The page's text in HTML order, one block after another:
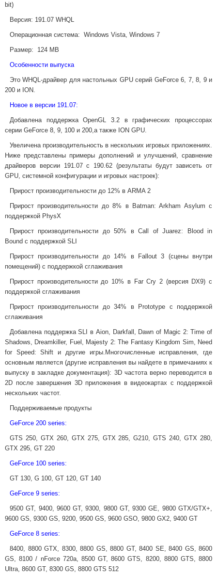
bit)
Версия: 191.07 WHQL
Операционная система: Windows Vista, Windows 7
Размер: 124 MB
Особенности выпуска
Это WHQL-драйвер для настольных GPU серий GeForce 6, 7, 8, 9 и
200 и ION.
Новое в версии 191.07:
Добавлена поддержка OpenGL 3.2 в графических процессорах
серии GeForce 8, 9, 100 и 200,а также ION GPU.
Увеличена производительность в нескольких игровых приложениях.
Ниже представлены примеры дополнений и улучшений, сравнение
драйверов версии 191.07 с 190.62 (результаты будут зависеть от
GPU, системной конфигурации и игровых настроек):
Прирост производительности до 12% в ARMA 2
Прирост производительности до 8% в Batman: Arkham Asylum с
поддержкой PhysX
Прирост производительности до 50% в Call of Juarez: Blood in
Bound с поддержкой SLI
Прирост производительности до 14% в Fallout 3 (сцены внутри
помещений) с поддержкой сглаживания
Прирост производительности до 10% в Far Cry 2 (версия DX9) с
поддержкой сглаживания
Прирост производительности до 34% в Prototype с поддержкой
сглаживания
Добавлена поддержка SLI в Aion, Darkfall, Dawn of Magic 2: Time of
Shadows, Dreamkiller, Fuel, Majesty 2: The Fantasy Kingdom Sim, Need
for Speed: Shift и другие игры.Многочисленные исправления, где
основным является (другие исправления вы найдете в примечаниях к
выпуску в закладке документация): 3D частота верно переводится в
2D после завершения 3D приложения в видеокартах с поддержкой
нескольких частот.
Поддерживаемые продукты
GeForce 200 series:
GTS 250, GTX 260, GTX 275, GTX 285, G210, GTS 240, GTX 280,
GTX 295, GT 220
GeForce 100 series:
GT 130, G 100, GT 120, GT 140
GeForce 9 series:
9500 GT, 9400, 9600 GT, 9300, 9800 GT, 9300 GE, 9800 GTX/GTX+,
9600 GS, 9300 GS, 9200, 9500 GS, 9600 GSO, 9800 GX2, 9400 GT
GeForce 8 series:
8400, 8800 GTX, 8300, 8800 GS, 8800 GT, 8400 SE, 8400 GS, 8600
GS, 8100 / nForce 720a, 8500 GT, 8600 GTS, 8200, 8800 GTS, 8800
Ultra, 8600 GT, 8300 GS, 8800 GTS 512